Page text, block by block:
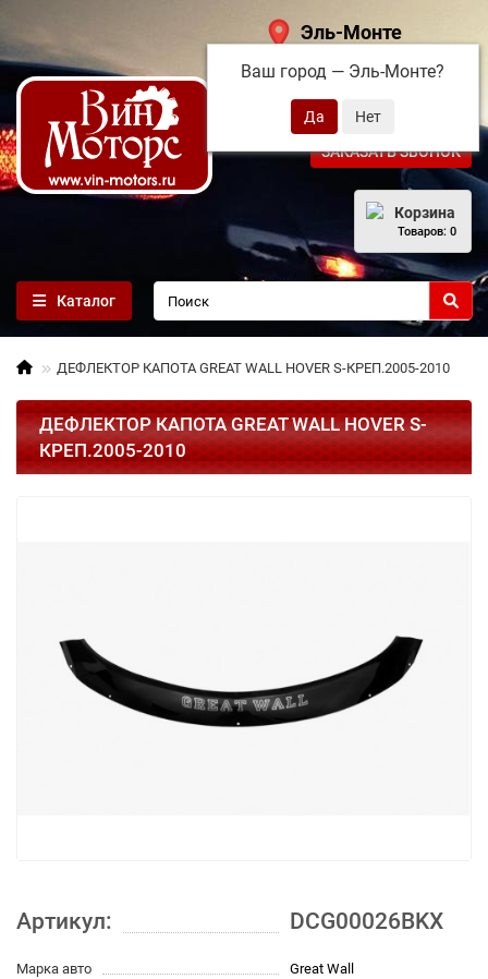
Эль-Монте
Ваш город — Эль-Монте?
+7 (495) 108-68-71
ЗАКАЗАТЬ ЗВОНОК
Корзина
Товаров: 0
Каталог
ДЕФЛЕКТОР КАПОТА GREAT WALL HOVER S-КРЕП.2005-2010
ДЕФЛЕКТОР КАПОТА GREAT WALL HOVER S-
КРЕП.2005-2010
Артикул: DCG00026BKX
Марка авто Great Wall